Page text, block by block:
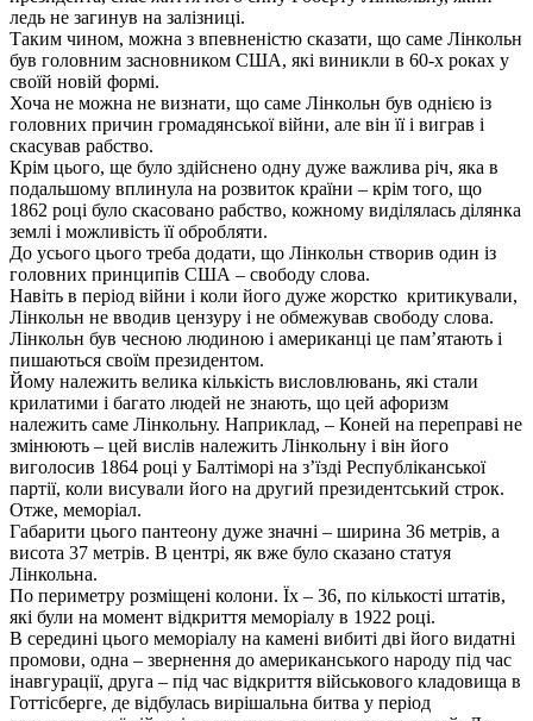
ледь не загинув на залізниці.
Таким чином, можна з впевненістю сказати, що саме Лінкольн
був головним засновником США, які виникли в 60-х роках у
своїй новій формі.
Хоча не можна не визнати, що саме Лінкольн був однією із
головних причин громадянської війни, але він її і виграв і
скасував рабство.
Крім цього, ще було здійснено одну дуже важлива річ, яка в
подальшому вплинула на розвиток країни – крім того, що
1862 році було скасовано рабство, кожному виділялась ділянка
землі і можливість її обробляти.
До усього цього треба додати, що Лінкольн створив один із
головних принципів США – свободу слова.
Навіть в період війни і коли його дуже жорстко критикували,
Лінкольн не вводив цензуру і не обмежував свободу слова.
Лінкольн був чесною людиною і американці це пам’ятають і
пишаються своїм президентом.
Йому належить велика кількість висловлювань, які стали
крилатими і багато людей не знають, що цей афоризм
належить саме Лінкольну. Наприклад, – Коней на переправі не
змінюють – цей вислів належить Лінкольну і він його
виголосив 1864 році у Балтіморі на з’їзді Республіканської
партії, коли висували його на другий президентський строк.
Отже, меморіал.
Габарити цього пантеону дуже значні – ширина 36 метрів, а
висота 37 метрів. В центрі, як вже було сказано статуя
Лінкольна.
По периметру розміщені колони. Їх – 36, по кількості штатів,
які були на момент відкриття меморіалу в 1922 році.
В середині цього меморіалу на камені вибиті дві його видатні
промови, одна – звернення до американського народу під час
інавгурації, друга – під час відкриття військового кладовища в
Готтісберге, де відбулась вирішальна битва у період